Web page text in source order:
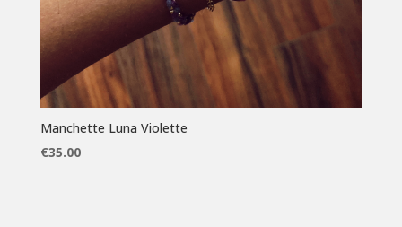
Manchette Luna Violette
€35.00